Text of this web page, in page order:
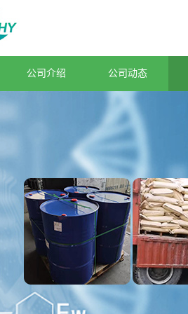
公司介绍 公司动态